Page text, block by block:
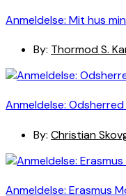
Anmeldelse: Mit hus
By: Thormod S.
Anmeldelse:
By: Christian
Anmeldelse: Erasmus